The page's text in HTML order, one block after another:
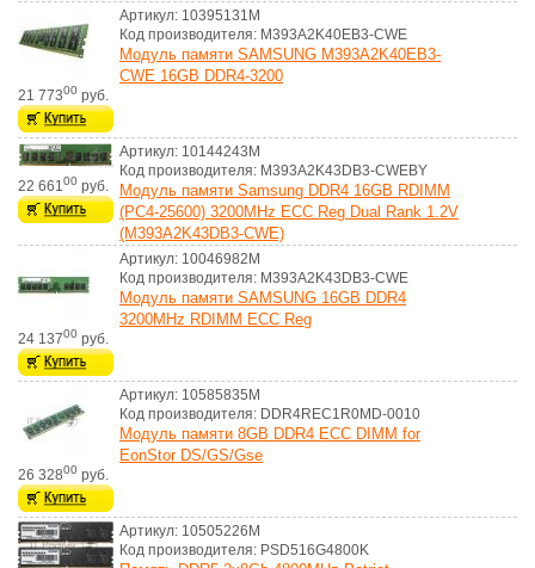
21 77300 руб.
Артикул: 10395131M
Код производителя: M393A2K40EB3-CWE
Модуль памяти SAMSUNG M393A2K40EB3-
CWE 16GB DDR4-3200
22 66100 руб.
Артикул: 10144243M
Код производителя: M393A2K43DB3-CWEBY
Модуль памяти Samsung DDR4 16GB RDIMM
(PC4-25600) 3200MHz ECC Reg Dual Rank 1.2V
(M393A2K43DB3-CWE)
24 13700 руб.
Артикул: 10046982M
Код производителя: M393A2K43DB3-CWE
Модуль памяти SAMSUNG 16GB DDR4
3200MHz RDIMM ECC Reg
26 32800 руб.
Артикул: 10585835M
Код производителя: DDR4REC1R0MD-0010
Модуль памяти 8GB DDR4 ECC DIMM for
EonStor DS/GS/Gse
Артикул: 10505226M
Код производителя: PSD516G4800K